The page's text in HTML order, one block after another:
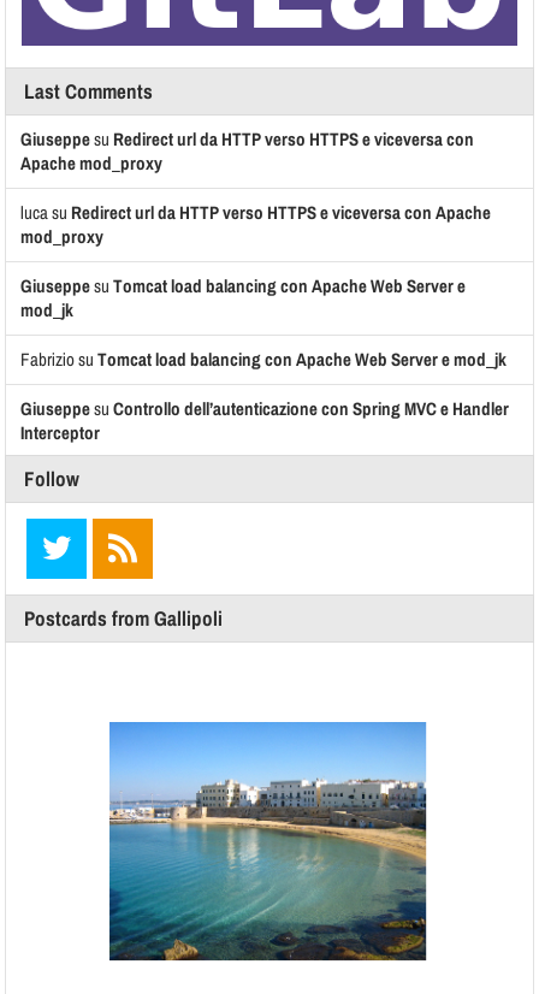
Last Comments
Giuseppesu Redirect url da HTTP verso HTTPS e viceversa con
Apache mod_proxy
luca su Redirect url da HTTP verso HTTPS e viceversa con Apache
mod_proxy
GiuseppesuTomcat load balancing con Apache Web Server e
mod_jk
FabriziosuTomcat load balancing con Apache Web Server e mod_jk
GiuseppesuControllo dell’autenticazione con Spring MVC e Handler
Interceptor
Follow
Postcards from Gallipoli